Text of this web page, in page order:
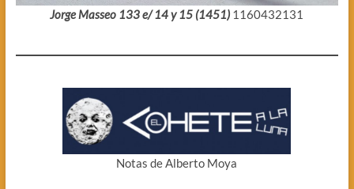
Jorge Masseo 133 e/ 14 y 15 (1451) 1160432131
Notas de Alberto Moya